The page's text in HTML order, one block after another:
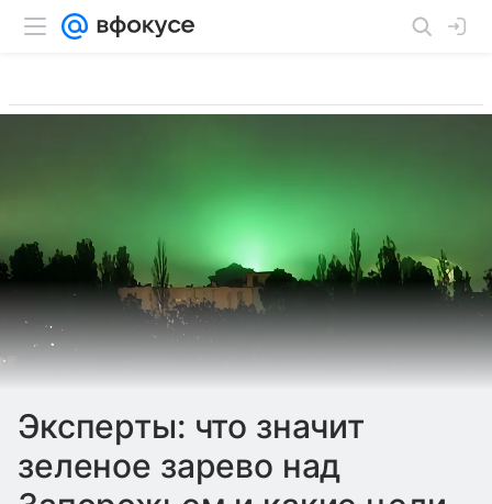
Эксперты: что значит
зеленое зарево над